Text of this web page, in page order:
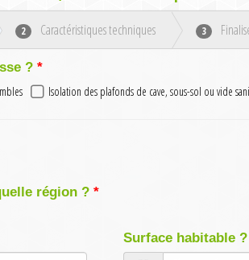
2 Caractéristiques techniques 3
?
Isolation des plafonds de cave, sous-sol ou vide
région ?
Surface habitable ?